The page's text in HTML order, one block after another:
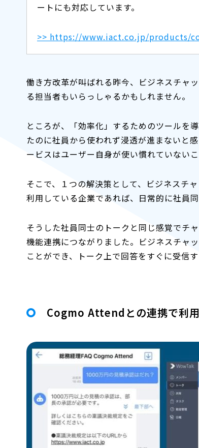
ートにも対応しています。
>> https://www.iact.co.jp/products/
働き方改革が叫ばれる昨今、ビジネスチャ
る担当者もいらっしゃるかもしれません。
ところが、「効率化」するためのツールを
たのに社員から使われず浸透が進まないと
ービスはユーザー自身が使い慣れていない
そこで、１つの解決策として、ビジネスチ
利用している企業であれば、日常的に社員
そうした社員同士のトークと同じ感覚でチ
機能連携につながりました。ビジネスチ
ことができ、トーク上で回答をすぐに受信す
Cogmo Attendとの連携で利